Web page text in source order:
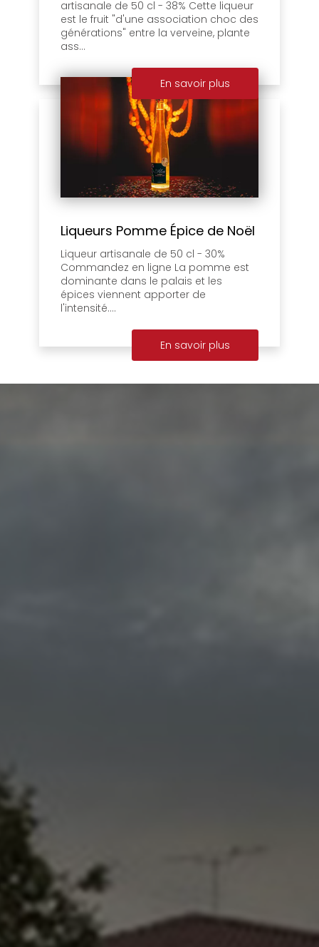
artisanale de 50 cl - 38% Cette liqueur
est le fruit "d'une association choc des
générations" entre la verveine, plante
ass...
En savoir plus
Liqueurs Pomme Épice de Noël
Liqueur artisanale de 50 cl - 30%
Commandez en ligne La pomme est
dominante dans le palais et les
épices viennent apporter de
l'intensité....
En savoir plus